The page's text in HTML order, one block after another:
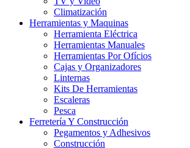
Climatización
Herramientas y Maquinas
Herramienta Eléctrica
Herramientas Manuales
Herramientas Por Ofícios
Cajas y Organizadores
Linternas
Kits De Herramientas
Escaleras
Pesca
Ferretería Y Construcción
Pegamentos y Adhesivos
Construcción